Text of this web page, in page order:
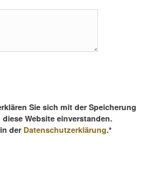
Sie sich mit der Speicherung
Website einverstanden.
der Datenschutzerklärung.*